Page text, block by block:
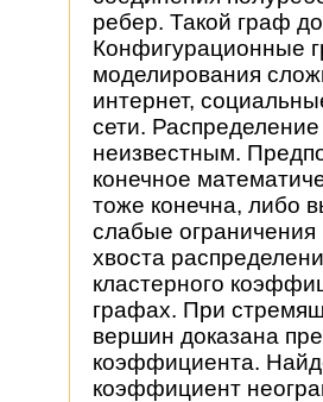
ребер. Такой граф
Конфигурационные
моделирования
интернет,
сети.
неизвестным.
конечное
тоже конечна, либо
слабые ограничения
хвоста
кластерного
графах. При
вершин доказана
коэффициента.
коэффициент